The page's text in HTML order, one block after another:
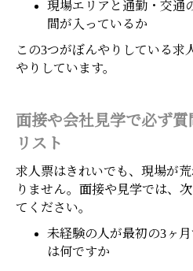
現場エリアと通勤・交通
間が入っているか
この3つがぼんやりしている求
やりしています。
面接や会社見学で必ず
リスト
求人票はきれいでも、現場が
りません。面接や見学では、
てください。
未経験の人が最初の3ヶ
は何ですか